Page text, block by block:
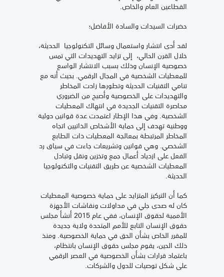
القطاعين العام والخاص.
حضرات السيدات والسادة الأفاضل؛
لقد أدى انتشار واستعمال وسائل التكنولوجيا الحديثة،
خلال القرن الحالي، إلى تزايد التهديدات التي تمس
خصوصية الإنسان وذلك بسبب الانتشار الواسع
للمعطيات الشخصية في المجال الرقمي. بحيث أنه مع
تنامي التقنيات الحديثة وتطورها زادت المخاطر
والتهديدات على الخصوصية وأصبح من الضروري
محاصرة التقنيات الجديدة في انتهاك المعطيات
الشخصية. وفي هذا الإطار اعتمدت عدة قوانين دولية
ووطنية تهدف إلى حماية الأشخاص الذاتيين اتجاه
المخاطر المرتبطة بمعالجة المعطيات ذات الطابع
الشخصي. وهي قوانين وتشريعات جاءت في سياق رد
الفعل على ازدياد أعمال جمع وتخزين ونقل وتبادل
المعطيات الشخصية عن طريق التقنيات والتكنولوجيا
الحديثة.
كما أن التركيز المتزايد على حماية خصوصية المعطيات
كان له صدى جلي في مداولات ونقاشات الأجهزة
الأممية لحقوق الإنسان، ففي عام 2015 أنشأ مجلس
حقوق الإنسان التابع للأمم المتحدة ولاية جديدة
للمقرر الخاص بشأن الحق في حماية الخصوصية. ومنذ
ذلك الحين، يقوم مجلس حقوق الإنسان بانتظام،
باعتماد قرارات بشأن الخصوصية في العصر الرقمي
على شكل توصيات للدول والشركات.